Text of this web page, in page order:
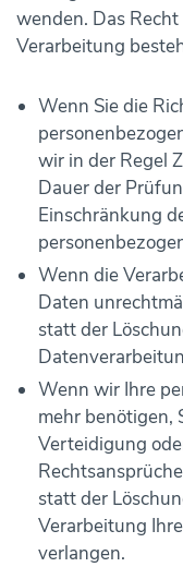
wenden. Das
Verarbeitung
Wenn Sie die
wir in der Regel
Dauer der
Einschränkung
Wenn die
Daten
statt der
Wenn wir Ihre
mehr benötigen,
Verteidigung
statt der
Verarbeitung
verlangen.